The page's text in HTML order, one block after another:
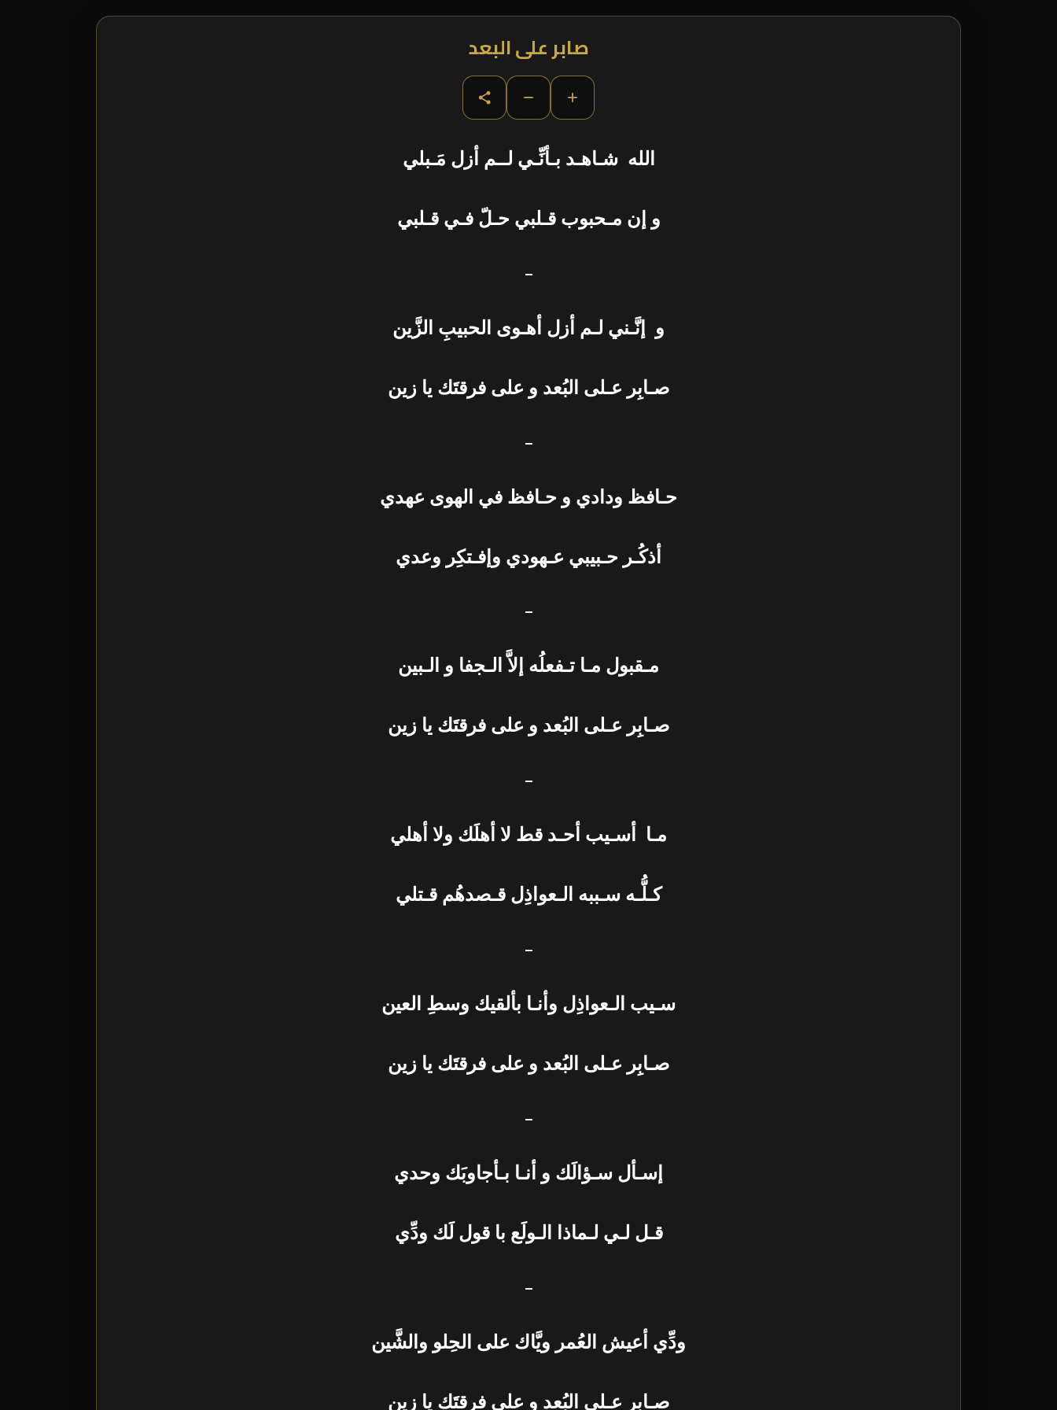
صابر على البعد
+
−
الله شـاهـد بـأنِّـي لــم أزل مَـبلي
و إن مـحبوب قـلبي حـلّ فـي قـلبي
–
و إنَّـني لـم أزل أهـوى الحبيبِ الزَّين
صـابِر عـلى البُعد و على فرقتَك يا زين
–
حـافظ ودادي و حـافظ في الهوى عهدي
أذكُـر حـبيبي عـهودي وإفـتكِر وعدي
–
مـقبول مـا تـفعلُه إلاَّ الـجفا و الـبين
صـابِر عـلى البُعد و على فرقتَك يا زين
–
مـا أسـيب أحـد قط لا أهلَك ولا أهلي
كـلُّـه سـببه الـعواذِل قـصدهُم قـتلي
–
سـيب الـعواذِل وأنـا بألقيك وسطِ العين
صـابِر عـلى البُعد و على فرقتَك يا زين
–
إسـأل سـؤالَك و أنـا بـأجاوبَك وحدي
قـل لـي لـماذا الـولَع با قول لَك ودِّي
–
ودِّي أعيش العُمر ويَّاك على الحِلو والشَّين
صـابِر عـلى البُعد و على فرقتَك يا زين